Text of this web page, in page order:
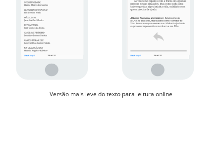
Versão mais leve do texto para leitura online